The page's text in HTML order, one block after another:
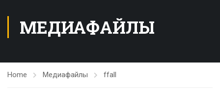
МЕДИАФАЙЛЫ
Home Медиафайлы ffall